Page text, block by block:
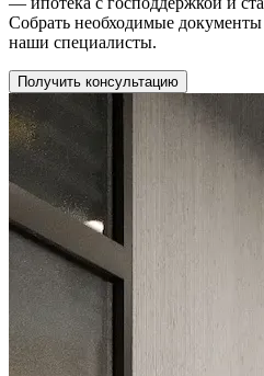
Собрать необходимые документы
наши специалисты.
Получить консультацию